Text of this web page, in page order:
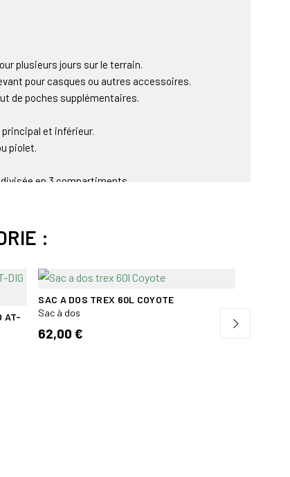
plusieurs jours sur le terrain.
pour casques ou autres accessoires.
de poches supplémentaires.
et inférieur.
piolet.
en 3 compartiments.
:
AT-
SAC A DOS TREX 60L COYOTE
Sac à dos
62,00 €